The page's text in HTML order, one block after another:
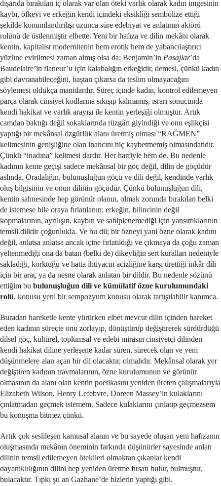
dışarıda bırakılan iç olarak var olan öteki varlık olarak kadın imgesinin
kaybı, öfkeyi ve erkeğin kendi içindeki eksikliği sembolize ettiği
şekilde konumlandırılışı uzunca süre edebiyat ve anlatının aktörü
rolünü de üstlenmiştir elbette. Yeni bir hafıza ve dilin mekânı olarak
kentin, kapitalist modernitenin hem erotik hem de yabancılaştırıcı
yüzüne evirilmesi zaman almış olsa da; Benjamin’in Pasajlar’da
Baudelaire’in flaneur’u için kalabalığın erkeğidir, demesi, çünkü kadın
gibi davranabileceğini, baştan çıkarsa da teslim olmayacağını
söylemesi oldukça manidardır. Süreç içinde kadın, kontrol edilemeyen
parça olarak cinsiyet kodlarına sıkışıp kalmamış, ısrarı sonucunda
kendi hakikat ve varlık arayışı ile kentin yerleşiği olmuştur. Artık
camdan baktığı değil sokaklarında rüzgârı giyindiği ve onu eşlikçisi
yaptığı bir mekânsal özgürlük alanı üretmiş olması “RAĞMEN”
kelimesinin genişliğine olan inancını hiç kaybetmemiş olmasındandır.
Çünkü “inadına” kelimesi dardır. Her harfiyle hem de. Bu nedenle
kadının kente geçişi sadece mekânsal bir göç değil, dilin de göçüdür
aslında. Oradalığın, bulunuşluğun göçü ve dili değil, kendinde varlık
oluş bilgisinin ve onun dilinin göçüdür. Çünkü bulunuşluğun dili,
kentin sahnesinde hep görünür olanın, olmak zorunda bırakılan belki
de istemese bile oraya fırlatılanın; erkeğin, bilincinin değil
kopmalarının, ayrılışın, kaybın ve sahiplenemediği için yansıttıklarının
temsil dilidir çoğunlukla. Ve bu dil; bir özneyi yani özne olarak kadını
değil, anlatsa anlatsa ancak içine fırlatıldığı ve çıkmaya da çoğu zaman
yeltenmediği ona da batan (belki de) dikeyliğin sert kuralları nedeniyle
sakladığı, korktuğu ve hatta ihtiyacın acizliğine karşı ürettiği inkâr dili
için bir araç ya da nesne olarak anlatan bir dildir. Bu nedenle sözünü
ettiğim bu bulunuşluğun dili ve kümülatif özne kurulumundaki
rolü, konusu yeni bir sempozyum konusu olarak tartışılabilir kanımca.
Buradan hareketle kente yürürken elbet mevcut dilin içinden hareket
eden kadının süreçte onu zorlayıp, dönüştürüp değiştirerek sürdürdüğü
dilsel göç, kültürel, toplumsal ve edebi mirasın cinsiyetçi dilinden
kendi hakikat diline yerleşene kadar süren, sürecek olan ve yeni
düşünmelere alan açan bir dil olacaktır, olmalıdır. Mekânsal olarak yer
değiştiren kadının travmalarının, özne kurulumunun ve görünür
olmasının da alanı olan kentin poetikasını yeniden üreten çalışmalarıyla
Elizabeth Wilson, Henry Lefebvre, Doreen Massey’in kulaklarını
çınlatmadan geçmek istemem. Sadece kulaklarını çınlatıp geçmezsem
bu konuşma bitmez çünkü.
Artık çok seslileşen kamusal alanın ve bu sayede oluşan yeni hafızanın
oluşmasında mekânın öneminin farkında düşünürler sayesinde anlatı
dilinin temsil edilemeyen ötekileri olmaktan çıkanlar kendi
dayanıklılığının dilini hep yeniden üretme fırsatı bulur, bulmuştur,
bulacaktır. Tıpkı şu an Gazhane’de bizlerin yaptığı gibi.